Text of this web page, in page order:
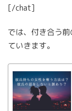
[/chat]
では、付き合う
ていきます。